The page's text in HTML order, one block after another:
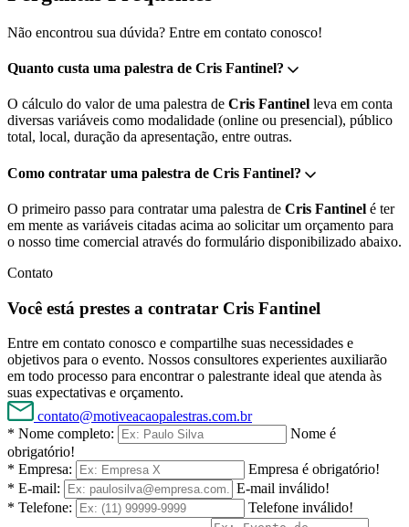
Não encontrou sua dúvida? Entre em contato conosco!
Quanto custa uma palestra de Cris Fantinel?
O cálculo do valor de uma palestra de Cris Fantinel leva em conta
diversas variáveis como modalidade (online ou presencial), público
total, local, duração da apresentação, entre outras.
Como contratar uma palestra de Cris Fantinel?
O primeiro passo para contratar uma palestra de Cris Fantinel é ter
em mente as variáveis citadas acima ao solicitar um orçamento para
o nosso time comercial através do formulário disponibilizado abaixo.
Contato
Você está prestes a contratar Cris Fantinel
Entre em contato conosco e compartilhe suas necessidades e
objetivos para o evento. Nossos consultores experientes auxiliarão
em todo processo para encontrar o palestrante ideal que atenda às
suas expectativas e orçamento.
contato@motiveacaopalestras.com.br
* Nome completo:
Nome é
obrigatório!
* Empresa:
Empresa é obrigatório!
* E-mail:
E-mail inválido!
* Telefone:
Telefone inválido!